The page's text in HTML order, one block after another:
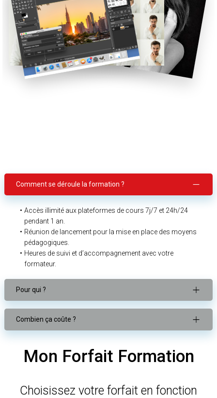
Comment se déroule la formation ?
Accès illimité aux plateformes de cours 7j/7 et 24h/24
pendant 1 an.
Réunion de lancement pour la mise en place des moyens
pédagogiques.
Heures de suivi et d’accompagnement avec votre
formateur.
Pour qui ?
Combien ça coûte ?
Mon Forfait Formation
Choisissez votre forfait en fonction